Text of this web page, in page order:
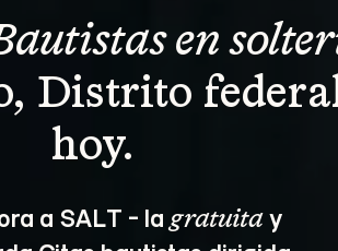
en
Distrito
hoy.
a SALT - la gratuita y